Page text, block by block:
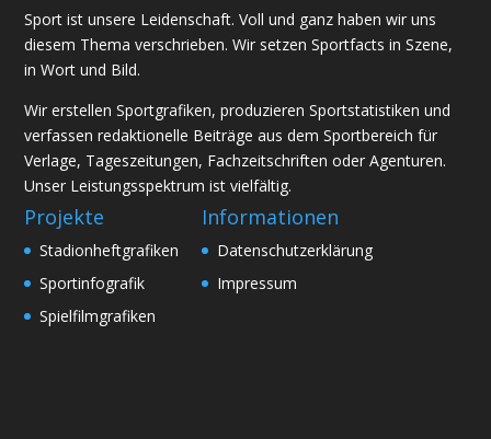
Sport ist unsere Leidenschaft. Voll und ganz haben wir uns
diesem Thema verschrieben. Wir setzen Sportfacts in Szene,
in Wort und Bild.
Wir erstellen Sportgrafiken, produzieren Sportstatistiken und
verfassen redaktionelle Beiträge aus dem Sportbereich für
Verlage, Tageszeitungen, Fachzeitschriften oder Agenturen.
Unser Leistungsspektrum ist vielfältig.
Projekte
Stadionheftgrafiken
Sportinfografik
Spielfilmgrafiken
Informationen
Datenschutzerklärung
Impressum